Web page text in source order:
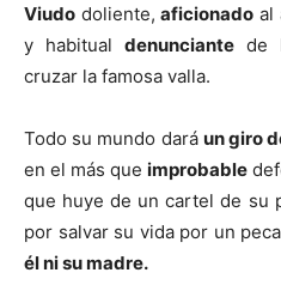
Viudo doliente,aficionado al
y habitual denunciante de
cruzar la famosa valla.
Todo su mundo dará un giro
en el más que improbable
que huye de un cartel de su
por salvar su vida por un
él ni su madre.